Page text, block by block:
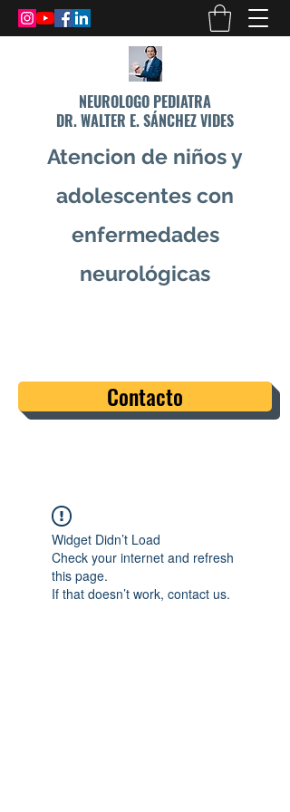
NEUROLOGO PEDIATRA
DR. WALTER E. SÁNCHEZ VIDES
Atencion de niños y
adolescentes con
enfermedades
neurológicas
Contacto
Widget Didn’t Load
Check your internet and refresh
this page.
If that doesn’t work, contact us.